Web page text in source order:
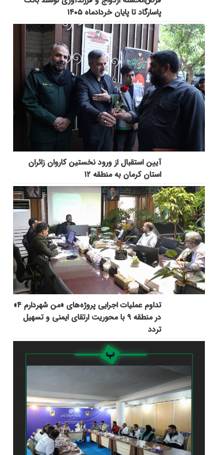
پاسارگاد تا پایان خردادماه ۱۴۰۵
آیین استقبال از ورود نخستین کاروان زائران
استان کرمان به منطقه ۱۲
تداوم عملیات اجرایی پروژه‌های «من شهردارم ۴»
در منطقه ۹ با محوریت ارتقای ایمنی و تسهیل
تردد